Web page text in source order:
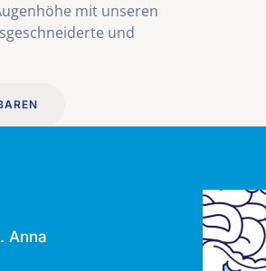
mit unseren
und
Anna